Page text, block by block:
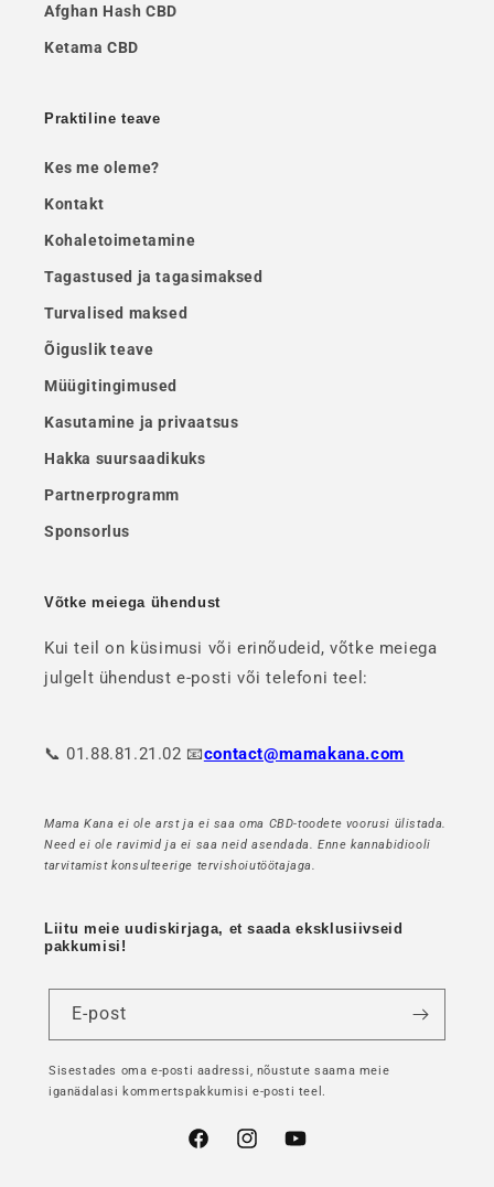
Afghan Hash CBD
Ketama CBD
Praktiline teave
Kes me oleme?
Kontakt
Kohaletoimetamine
Tagastused ja tagasimaksed
Turvalised maksed
Õiguslik teave
Müügitingimused
Kasutamine ja privaatsus
Hakka suursaadikuks
Partnerprogramm
Sponsorlus
Võtke meiega ühendust
Kui teil on küsimusi või erinõudeid, võtke meiega
julgelt ühendust e-posti või telefoni teel:
📞 01.88.81.21.02 📧contact@mamakana.com
Mama Kana ei ole arst ja ei saa oma CBD-toodete voorusi ülistada.
Need ei ole ravimid ja ei saa neid asendada. Enne kannabidiooli
tarvitamist konsulteerige tervishoiutöötajaga.
Liitu meie uudiskirjaga, et saada eksklusiivseid
pakkumisi!
E-post
Sisestades oma e-posti aadressi, nõustute saama meie
iganädalasi kommertspakkumisi e-posti teel.
FacebookInstagramYouTube